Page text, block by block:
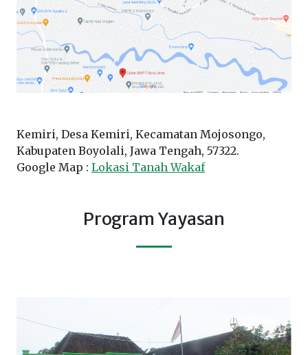
Kemiri, Desa Kemiri, Kecamatan Mojosongo,
Kabupaten Boyolali, Jawa Tengah, 57322.
Google Map : Lokasi Tanah Wakaf
Program Yayasan